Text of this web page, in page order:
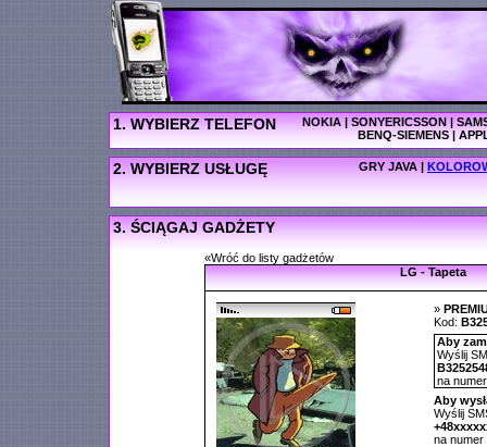
1. WYBIERZ TELEFON NOKIA|SONYERICSSON|
BENQ-SIEMENS|
2. WYBIERZ USŁUGĘ GRY JAVA |
3. ŚCIĄGAJ GADŻETY
«Wróć do listy gadżetów
LG - Tapeta
»
Kod:
Aby
Wyślij
na
Aby
Wyślij
na numer